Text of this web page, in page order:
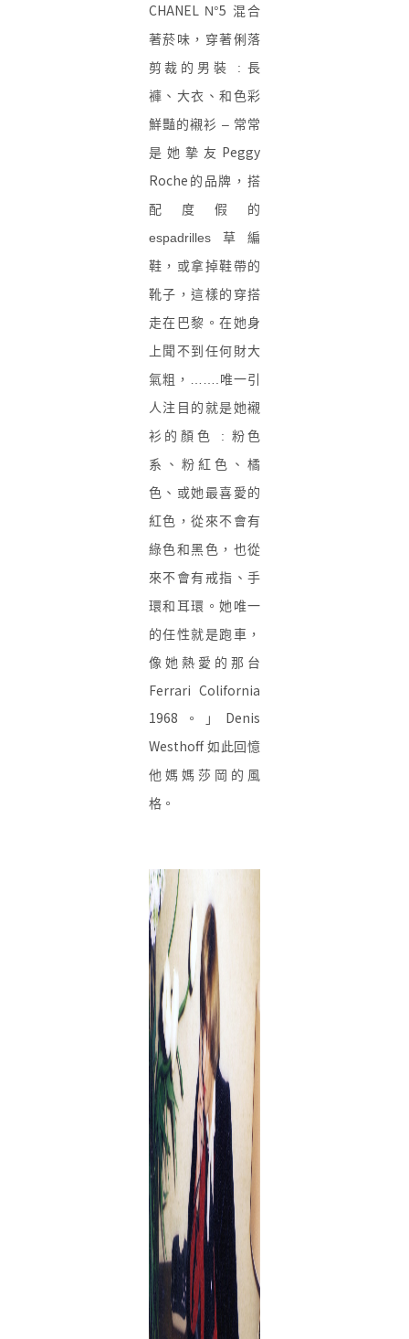
CHANELN°5 混合
著菸味，穿著俐落
剪裁的男裝 : 長
褲、大衣、和色彩
鮮豔的襯衫 – 常常
是她摯友 Peggy
Roche 的品牌，搭
配度假的
espadrilles草編
鞋，或拿掉鞋帶的
靴子，這樣的穿搭
走在巴黎。在她身
上聞不到任何財大
氣粗，…….唯一引
人注目的就是她襯
衫的顏色 : 粉色
系、粉紅色、橘
色、或她最喜愛的
紅色，從來不會有
綠色和黑色，也從
來不會有戒指、手
環和耳環。她唯一
的任性就是跑車，
像她熱愛的那台
Ferrari Colifornia
1968 。」 Denis
Westhoff如此回憶
他媽媽莎岡 的風
格。